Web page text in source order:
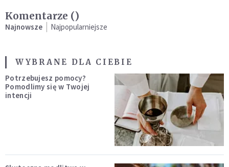
Komentarze ()
Najnowsze Najpopularniejsze
WYBRANE DLA CIEBIE
Potrzebujesz pomocy?
Pomodlimy się w Twojej
intencji